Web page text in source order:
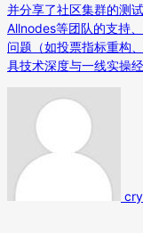
并分享了社区集群的测
Allnodes等团队的支持
问题（如投票指标重构
具技术深度与一线实操经